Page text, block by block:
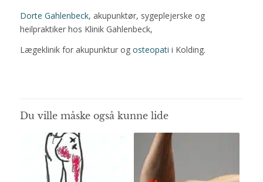
Dorte Gahlenbeck, akupunktør, sygeplejerske og
heilpraktiker hos Klinik Gahlenbeck,
Lægeklinik for akupunktur og osteopati i Kolding.
Du ville måske også kunne lide